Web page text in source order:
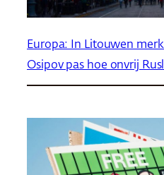
Europa: In Litouwen
Osipov pas hoe onvrij